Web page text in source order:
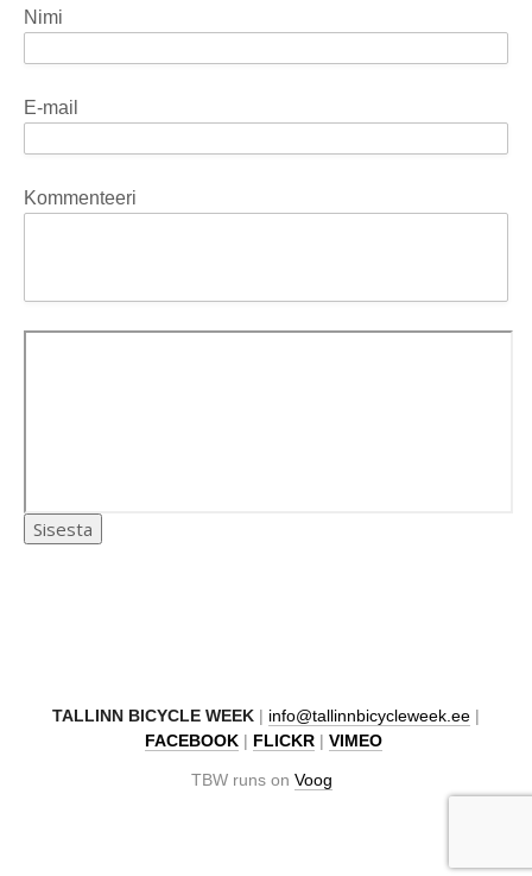
Nimi
E-mail
Kommenteeri
TAL LINN BICYCLE WEEK info@tallinnbicycleweek.ee
FACEBOOK
FLICKR VIMEO
TBW runs on Voog